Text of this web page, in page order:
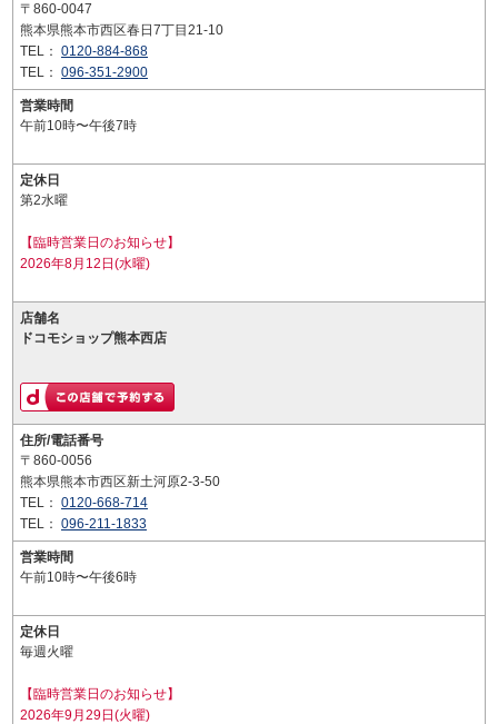
〒860-0047
熊本県熊本市西区春日7丁目21-10
TEL： 0120-884-868
TEL： 096-351-2900
営業時間
午前10時〜午後7時
定休日
第2水曜
【臨時営業日のお知らせ】
2026年8月12日(水曜)
店舗名
ドコモショップ熊本西店
住所/電話番号
〒860-0056
熊本県熊本市西区新土河原2-3-50
TEL： 0120-668-714
TEL： 096-211-1833
営業時間
午前10時〜午後6時
定休日
毎週火曜
【臨時営業日のお知らせ】
2026年9月29日(火曜)